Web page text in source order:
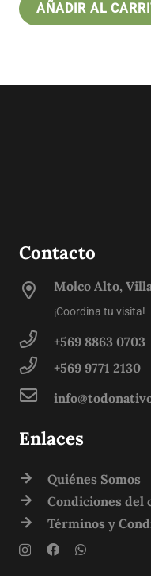
AÑADIR AL
Contacto
Molco Alto,
¡Coordina tu visita!
+569 8863 0703
+569 9771 2130
Enlaces
Quiénes Somos
Condiciones del
Términos y